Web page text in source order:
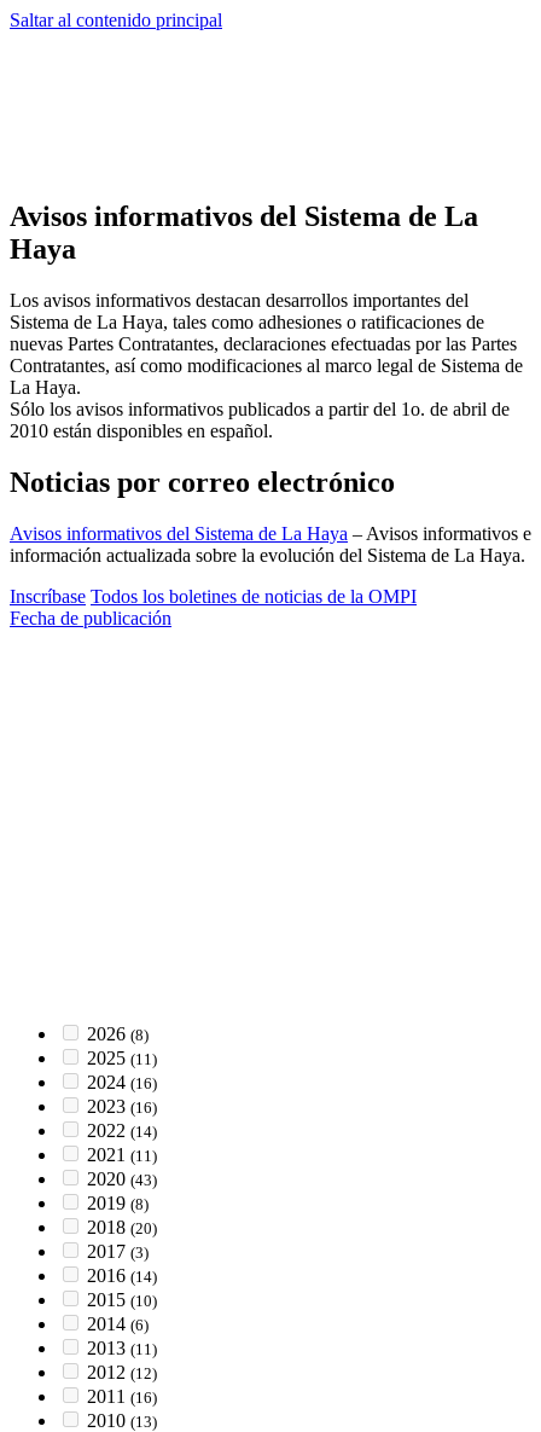
Saltar al contenido principal
Avisos informativos del Sistema de La
Haya
Los avisos informativos destacan desarrollos importantes del
Sistema de La Haya, tales como adhesiones o ratificaciones de
nuevas Partes Contratantes, declaraciones efectuadas por las Partes
Contratantes, así como modificaciones al marco legal de Sistema de
La Haya.
Sólo los avisos informativos publicados a partir del 1o. de abril de
2010 están disponibles en español.
Noticias por correo electrónico
Avisos informativos del Sistema de La Haya – Avisos informativos e
información actualizada sobre la evolución del Sistema de La Haya.
Inscríbase Todos los boletines de noticias de la OMPI
Fecha de publicación
2026 (8)
2025 (11)
2024 (16)
2023 (16)
2022 (14)
2021 (11)
2020 (43)
2019 (8)
2018 (20)
2017 (3)
2016 (14)
2015 (10)
2014 (6)
2013 (11)
2012 (12)
2011 (16)
2010 (13)